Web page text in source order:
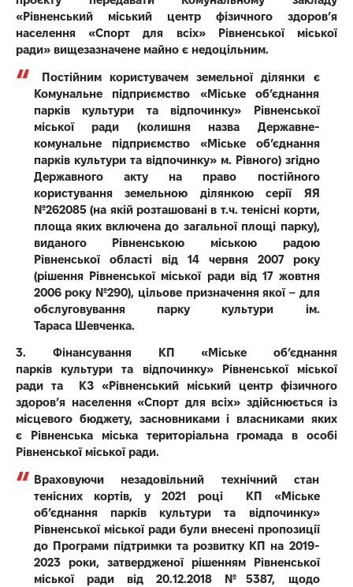
«Рівненський міський центр фізичного здоров’я
населення «Спорт для всіх» Рівненської міської
ради» вищезазначене майно є недоцільним.
Постійним користувачем земельної ділянки є
Комунальне підприємство «Міське об’єднання
парків культури та відпочинку» Рівненської
міської ради (колишня назва Державне-
комунальне підприємство «Міське об’єднання
парків культури та відпочинку» м. Рівного) згідно
Державного акту на право постійного
користування земельною ділянкою серії ЯЯ
№262085 (на якій розташовані в т.ч. тенісні корти,
площа яких включена до загальної площі парку),
виданого Рівненською міською радою
Рівненської області від 14 червня 2007 року
(рішення Рівненської міської ради від 17 жовтня
2006 року №290), цільове призначення якої – для
обслуговування парку культури ім.
Тараса Шевченка.
3. Фінансування КП«Міське об’єднання
парків культури та відпочинку» Рівненської міської
ради та КЗ «Рівненський міський центр фізичного
здоров’я населення «Спорт для всіх» здійснюється із
місцевого бюджету, засновниками і власниками яких
є Рівненська міська територіальна громада в особі
Рівненської міської ради.
Враховуючи незадовільний технічний стан
тенісних кортів, у2021 році
КП «Міське
об’єднання парків культури та відпочинку»
Рівненської міської ради були внесені пропозиції
до Програми підтримки та розвитку КП на 2019-
2023 роки, затвердженої рішенням Рівненської
міської ради від 20.12.2018 №5387, щодо